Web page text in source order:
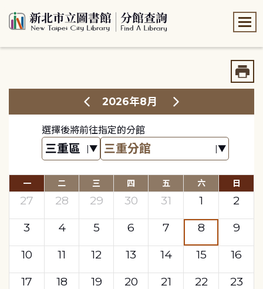
2026年8月
選擇後將前往指定的分館
一 二 三 四 五 六 日
27 28 29 30 31 1
2
3
4 5 6 7 8
9
10
11 12 13 14 15
16
17
18 19 20 21 22
23